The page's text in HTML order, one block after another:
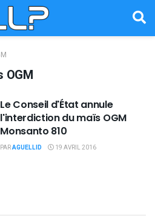
OGM
Le Conseil d'État annule
l'interdiction du maïs OGM
Monsanto 810
PARAGUELLID 19 AVRIL 2016